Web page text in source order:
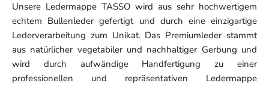
Unsere Ledermappe TASSO wird aus sehr hochwertigem
echtem Bullenleder gefertigt und durch eine einzigartige
Lederverarbeitung zum Unikat. Das Premiumleder stammt
aus natürlicher vegetabiler und nachhaltiger Gerbung und
wird durch aufwändige Handfertigung zu einer
professionellen und repräsentativen Ledermappe